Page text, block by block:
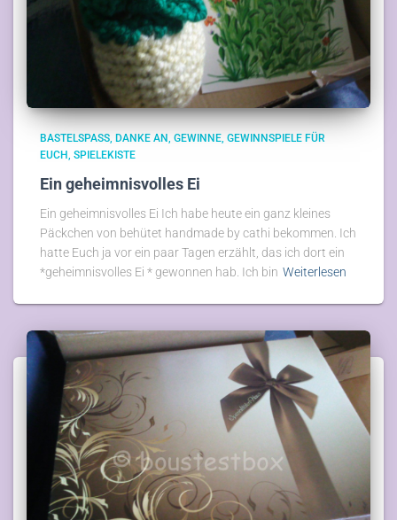
BASTELSPASS DANKE AN GEWINNE GEWINNSPIELE FÜR
EUCH SPIELEKISTE
Ein geheimnisvolles Ei
Ein geheimnisvolles Ei Ich habe heute ein ganz kleines
Päckchen von behütet handmade by cathi bekommen. Ich
hatte Euch ja vor ein paar Tagen erzählt, das ich dort ein
*geheimnisvolles Ei * gewonnen hab. Ich bin Weiterlesen